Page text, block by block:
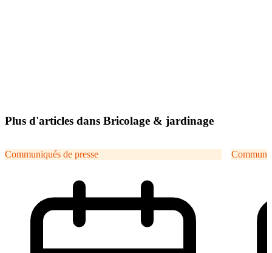
Plus d'articles dans Bricolage & jardinage
Communiqués de presse